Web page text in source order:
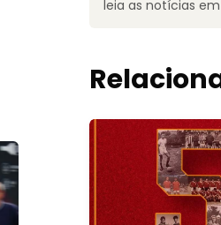
leia as notícias